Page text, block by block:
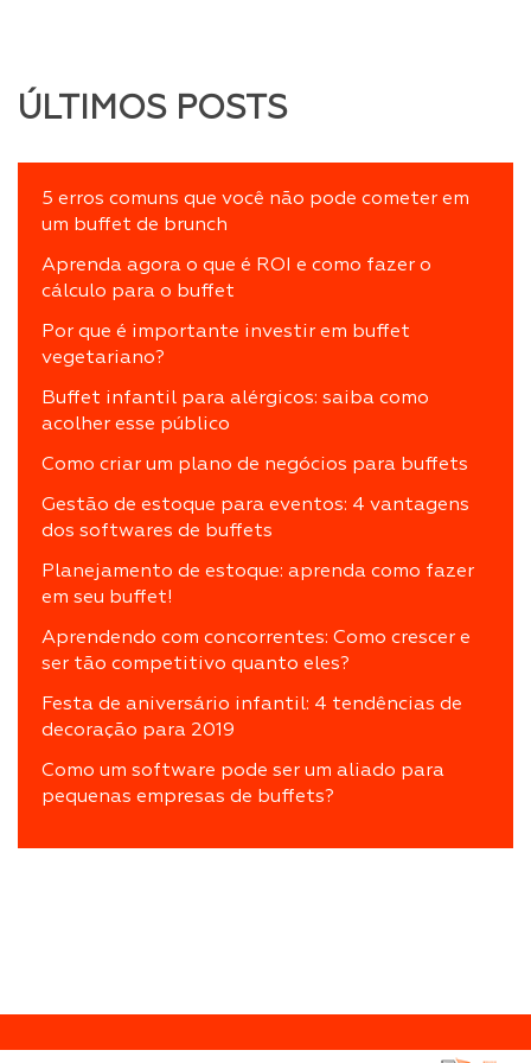
ÚLTIMOS POSTS
5 erros comuns que você não pode cometer em
um buffet de brunch
Aprenda agora o que é ROI e como fazer o
cálculo para o buffet
Por que é importante investir em buffet
vegetariano?
Buffet infantil para alérgicos: saiba como
acolher esse público
Como criar um plano de negócios para buffets
Gestão de estoque para eventos: 4 vantagens
dos softwares de buffets
Planejamento de estoque: aprenda como fazer
em seu buffet!
Aprendendo com concorrentes: Como crescer e
ser tão competitivo quanto eles?
Festa de aniversário infantil: 4 tendências de
decoração para 2019
Como um software pode ser um aliado para
pequenas empresas de buffets?